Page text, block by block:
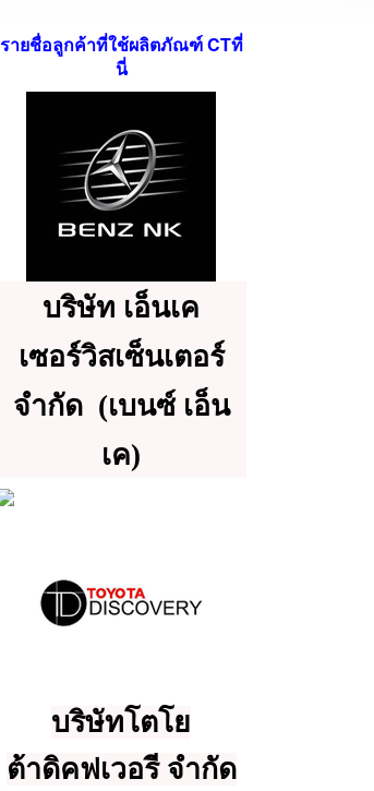
รายชื่อลูกค้าที่ใช้ผลิตภัณฑ์ CTที่
นี่
บริษัท เอ็นเค
เซอร์วิสเซ็นเตอร์
จำกัด (เบนซ์ เอ็น
เค)
บริษัทโตโย
ต้าดิคฟเวอรี จำกัด